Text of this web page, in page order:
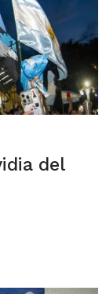
del